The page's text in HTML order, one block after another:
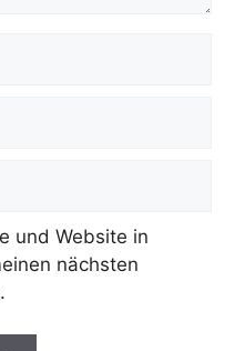
und Website in
nächsten